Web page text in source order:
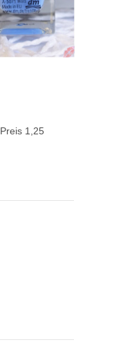
1,25